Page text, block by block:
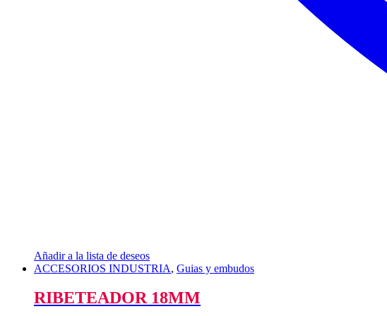
Añadir a la lista de deseos
ACCESORIOS INDUSTRIA, Guias y embudos
RIBETEADOR 18MM